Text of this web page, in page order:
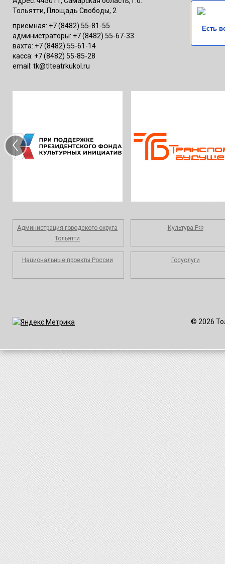
Тольятти, Площадь Свободы, 2
приемная: +7 (8482) 55-81-55
администраторы: +7 (8482) 55-67-33
вахта: +7 (8482) 55-61-14
касса: +7 (8482) 55-85-28
email: tk@tlteatrkukol.ru
Есть
‹
Администрация городского округа
Тольятти
Культура.РФ
Национальные проекты России Госуслуги
© 2026